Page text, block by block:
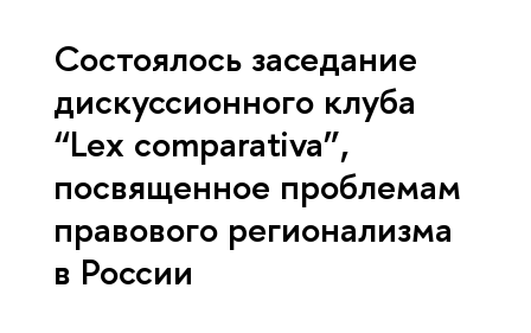
Состоялось заседание
дискуссионного клуба
“Lex сomparativa”,
посвященное проблемам
правового регионализма
в России